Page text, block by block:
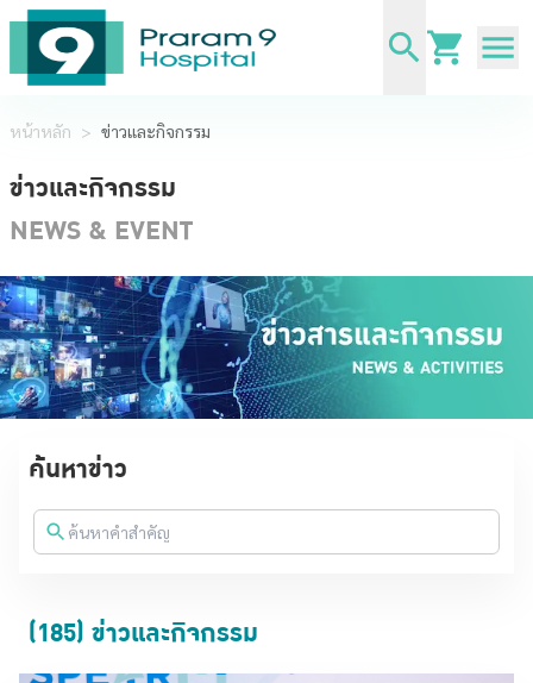
หน้าหลัก > ข่าวและกิจกรรม
ข่าวและกิจกรรม
NEWS & EVENT
ค้นหาข่าว
(185) ข่าวและกิจกรรม